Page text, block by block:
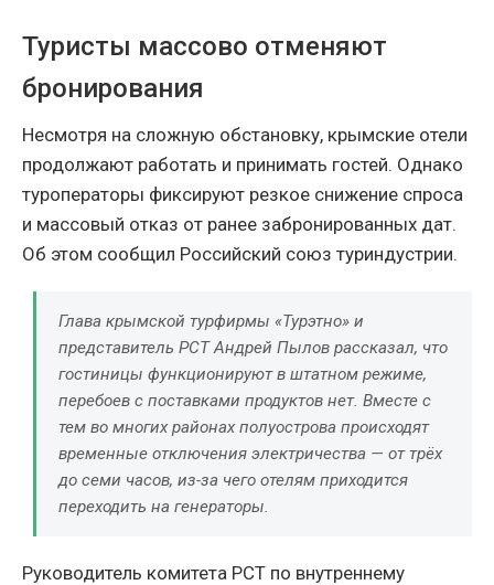
Туристы массово отменяют
бронирования
Несмотря на сложную обстановку, крымские отели
продолжают работать и принимать гостей. Однако
туроператоры фиксируют резкое снижение спроса
и массовый отказ от ранее забронированных дат.
Об этом сообщил Российский союз туриндустрии.
Глава крымской турфирмы «Турэтно» и
представитель РСТ Андрей Пылов рассказал, что
гостиницы функционируют в штатном режиме,
перебоев с поставками продуктов нет. Вместе с
тем во многих районах полуострова происходят
временные отключения электричества — от трёх
до семи часов, из-за чего отелям приходится
переходить на генераторы.
Руководитель комитета РСТ по внутреннему